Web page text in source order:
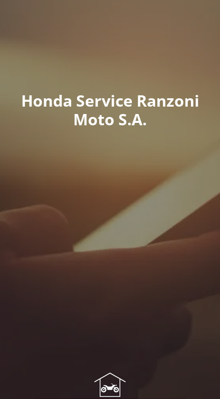
Honda Service Ranzoni
Moto S.A.